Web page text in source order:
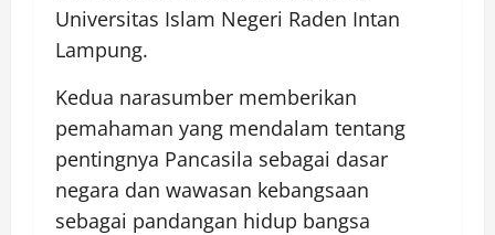
Universitas Islam Negeri Raden Intan
Lampung.
Kedua narasumber memberikan
pemahaman yang mendalam tentang
pentingnya Pancasila sebagai dasar
negara dan wawasan kebangsaan
sebagai pandangan hidup bangsa